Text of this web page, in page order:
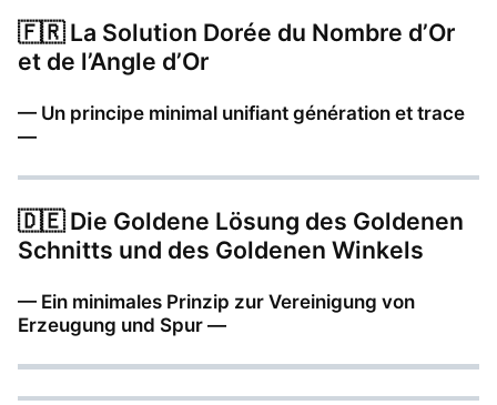
🇫🇷La Solution Dorée du Nombre d’Or
et de l’Angle d’Or
— Un principe minimal unifiant génération et trace
—
🇩🇪Die Goldene Lösung des Goldenen
Schnitts und des Goldenen Winkels
— Ein minimales Prinzip zur Vereinigung von
Erzeugung und Spur —